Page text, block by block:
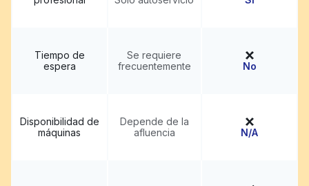
Tiempo de
espera
Se requiere
frecuentemente
No
Disponibilidad de
máquinas
Depende de la
afluencia
N/A